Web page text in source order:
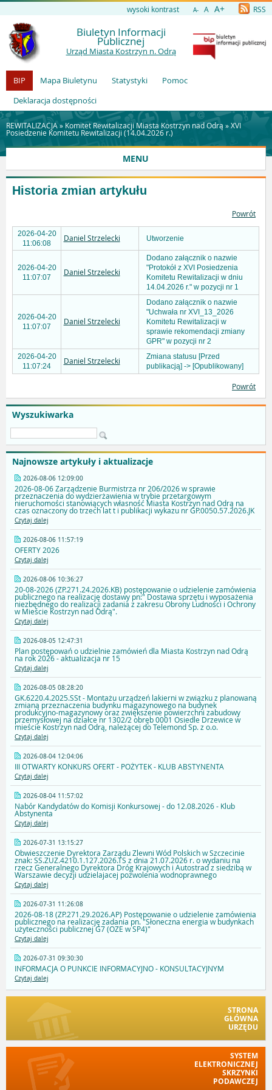
wysoki kontrast A- A A+ RSS
Biuletyn Informacji
Publicznej
Urząd Miasta Kostrzyn n. Odrą
BIP Mapa Biuletynu Statystyki
Pomoc
Deklaracja dostępności
REWITALIZACJA » Komitet Rewitalizacji Miasta Kostrzyn nad Odrą »XVI
Posiedzenie Komitetu Rewitalizacji (14.04.2026 r.)
MENU
Wyszukiwarka
Najnowsze artykuły i aktualizacje
2026-08-06 12:09:00
2026-08-06 Zarządzenie Burmistrza nr 206/2026 w sprawie
przeznaczenia do wydzierżawienia w trybie przetargowym
nieruchomości stanowiących własność Miasta Kostrzyn nad Odrą na
czas oznaczony do trzech lat t i publikacji wykazu nr GP.0050.57.2026.JK
Czytaj dalej
2026-08-06 11:57:19
OFERTY 2026
Czytaj dalej
2026-08-06 10:36:27
20-08-2026 (ZP.271.24.2026.KB) postępowanie o udzielenie zamówienia
publicznego na realizację dostawy pn:" Dostawa sprzętu i wyposażenia
niezbędnego do realizacji zadania z zakresu Obrony Ludności i Ochrony
w Mieście Kostrzyn nad Odrą".
Czytaj dalej
2026-08-05 12:47:31
Plan postępowań o udzielnie zamówień dla Miasta Kostrzyn nad Odrą
na rok 2026 - aktualizacja nr 15
Czytaj dalej
2026-08-05 08:28:20
GK.6220.4.2025.SSt - Montażu urządzeń lakierni w związku z planowaną
zmianą przeznaczenia budynku magazynowego na budynek
produkcyjno-magazynowy oraz zwiększenie powierzchni zabudowy
przemysłowej na działce nr 1302/2 obręb 0001 Osiedle Drzewice w
mieście Kostrzyn nad Odrą, należącej do Telemond Sp. z o.o.
Czytaj dalej
2026-08-04 12:04:06
III OTWARTY KONKURS OFERT - POŻYTEK - KLUB ABSTYNENTA
Czytaj dalej
2026-08-04 11:57:02
Nabór Kandydatów do Komisji Konkursowej - do 12.08.2026 - Klub
Abstynenta
Czytaj dalej
2026-07-31 13:15:27
Obwieszczenie Dyrektora Zarządu Zlewni Wód Polskich w Szczecinie
znak: SS.ZUZ.4210.1.127.2026.TS z dnia 21.07.2026 r. o wydaniu na
rzecz Generalnego Dyrektora Dróg Krajowych i Autostrad z siedzibą w
Warszawie decyzji udzielajacej pozwolenia wodnoprawnego
Czytaj dalej
2026-07-31 11:26:08
2026-08-18 (ZP.271.29.2026.AP) Postępowanie o udzielenie zamówienia
publicznego na realizację zadania pn. "Słoneczna energia w budynkach
użyteczności publicznej G7 (OZE w SP4)"
Czytaj dalej
2026-07-31 09:30:30
INFORMACJA O PUNKCIE INFORMACYJNO - KONSULTACYJNYM
Czytaj dalej
STRONA
GŁÓWNA
URZĘDU
SYSTEM
ELEKTRONICZNEJ
SKRZYNKI
PODAWCZEJ
Historia zmian artykułu
Powrót
2026-04-20
11:06:08
Daniel Strzelecki Utworzenie
2026-04-20
11:07:07
Daniel Strzelecki
Dodano załącznik o nazwie
"Protokół z XVI Posiedzenia
Komitetu Rewitalizacji w dniu
14.04.2026 r." w pozycji nr 1
2026-04-20
11:07:07
Daniel Strzelecki
Dodano załącznik o nazwie
"Uchwała nr XVI_13_2026
Komitetu Rewitalizacji w
sprawie rekomendacji zmiany
GPR" w pozycji nr 2
2026-04-20
11:07:24
Daniel Strzelecki
Zmiana statusu [Przed
publikacją] -> [Opublikowany]
Powrót